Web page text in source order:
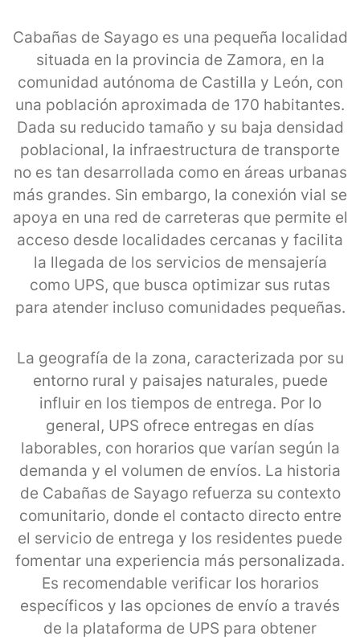
Cabañas de Sayago es una pequeña localidad
situada en la provincia de Zamora, en la
comunidad autónoma de Castilla y León, con
una población aproximada de 170 habitantes.
Dada su reducido tamaño y su baja densidad
poblacional, la infraestructura de transporte
no es tan desarrollada como en áreas urbanas
más grandes. Sin embargo, la conexión vial se
apoya en una red de carreteras que permite el
acceso desde localidades cercanas y facilita
la llegada de los servicios de mensajería
como UPS, que busca optimizar sus rutas
para atender incluso comunidades pequeñas.
La geografía de la zona, caracterizada por su
entorno rural y paisajes naturales, puede
influir en los tiempos de entrega. Por lo
general, UPS ofrece entregas en días
laborables, con horarios que varían según la
demanda y el volumen de envíos. La historia
de Cabañas de Sayago refuerza su contexto
comunitario, donde el contacto directo entre
el servicio de entrega y los residentes puede
fomentar una experiencia más personalizada.
Es recomendable verificar los horarios
específicos y las opciones de envío a través
de la plataforma de UPS para obtener